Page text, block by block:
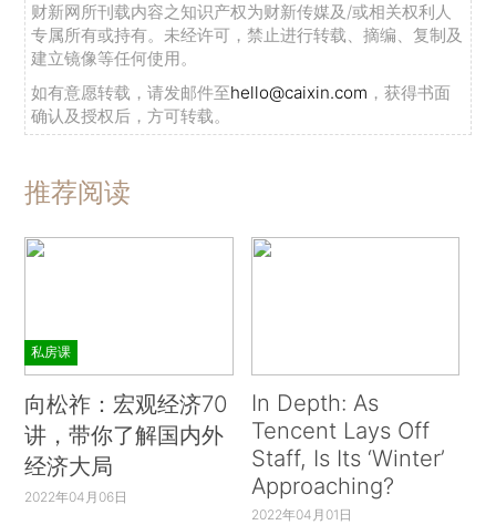
财新网所刊载内容之知识产权为财新传媒及/或相关权利人
专属所有或持有。未经许可，禁止进行转载、摘编、复制及
建立镜像等任何使用。
如有意愿转载，请发邮件至hello@caixin.com ，获得书面
确认及授权后，方可转载。
推荐阅读
私房课
向松祚：宏观经济70
讲，带你了解国内外
经济大局
2022年04月06日
In Depth: As
Tencent Lays Off
Staff, Is Its ‘Winter’
Approaching?
2022年04月01日